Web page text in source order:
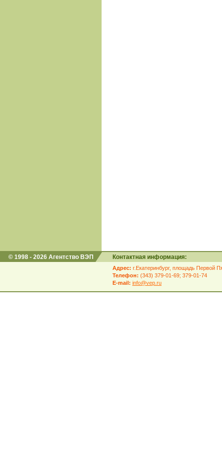
© 1998 - 2026 Агентство ВЭП Контактная информация:
Адрес: г.Екатеринбург, площадь Первой
Телефон: (343) 379-01-69; 379-01-74
E-mail: info@vep.ru